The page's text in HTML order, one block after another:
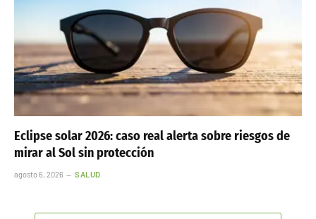
Eclipse solar 2026: caso real alerta sobre riesgos de
mirar al Sol sin protección
agosto 6, 2026 SALUD